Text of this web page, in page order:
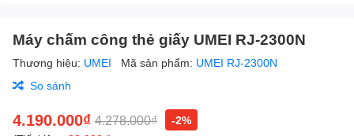
Máy chấm công thẻ giấy UMEI RJ-2300N
Thương hiệu: UMEI Mã sản phẩm: UMEI RJ-2300N
So sánh
4.190.000₫ 4.278.000₫
-2%